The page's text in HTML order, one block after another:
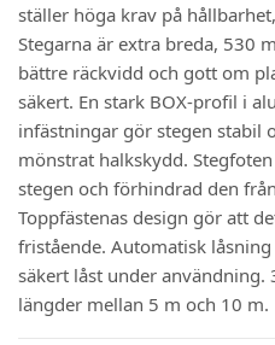
ställer höga krav på
Stegarna är extra breda, 530
bättre räckvidd och gott om
säkert. En stark BOX-profil i
infästningar gör stegen stabil
mönstrat halkskydd.
stegen och förhindrad den
Toppfästenas design gör att
fristående. Automatisk
säkert låst under användning.
längder mellan 5 m och 10 m.